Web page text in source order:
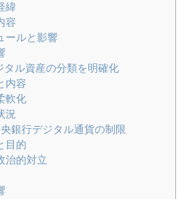
緯
容
ールと影響
ル資産の分類を明確化
内容
軟化
況
銀行デジタル通貨の制限
目的
治的対立